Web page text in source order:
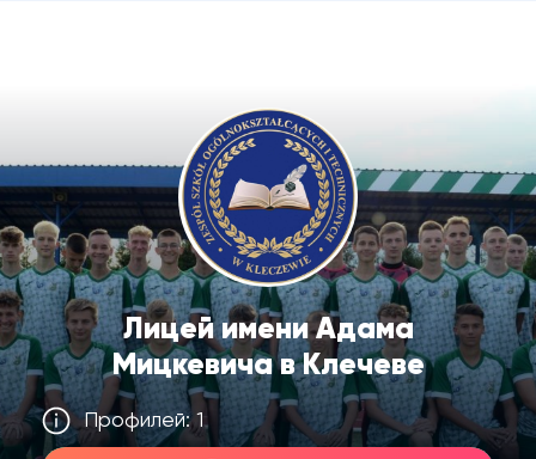
Лицей имени Адама
Мицкевича в Клечеве
Профилей: 1